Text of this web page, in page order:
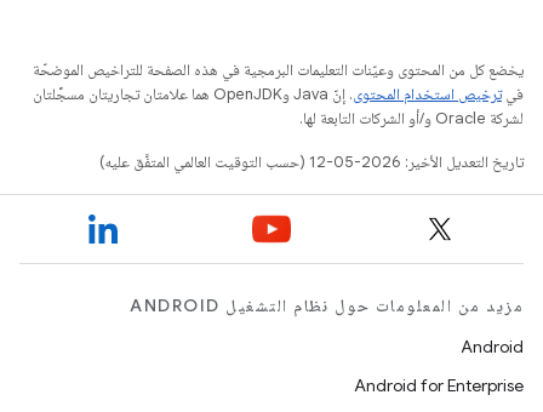
يخضع كل من المحتوى وعيّنات التعليمات البرمجية في هذه الصفحة للتراخيص الموضحّة
فيترخيص استخدام المحتوى
. إنّ Java وOpenJDK هما علامتان تجاريتان مسجَّلتان
لشركة Oracle و/أو الشركات التابعة لها.
تاريخ التعديل الأخير: 2026-05-12 (حسب التوقيت العالمي المتفَّق عليه)
مزيد من المعلومات حول نظام التشغيل ANDROID
Android
Android for Enterprise